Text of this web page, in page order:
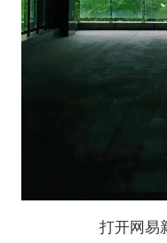
打开网易